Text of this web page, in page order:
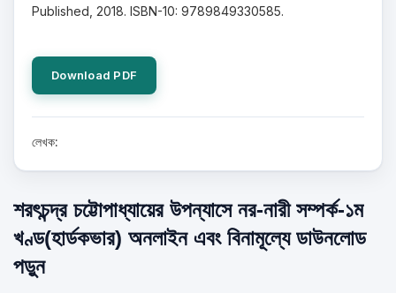
Published, 2018. ISBN-10: 9789849330585.
Download PDF
লেখক:
শরৎচন্দ্র চট্টোপাধ্যায়ের উপন্যাসে নর-নারী সম্পর্ক-১ম
খণ্ড(হার্ডকভার) অনলাইন এবং বিনামূল্যে ডাউনলোড
পড়ুন